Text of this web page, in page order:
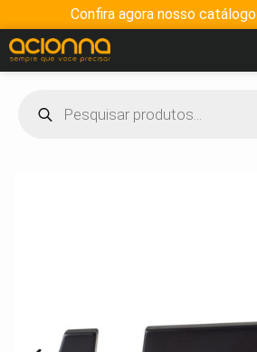
Confira agora nosso catálogo